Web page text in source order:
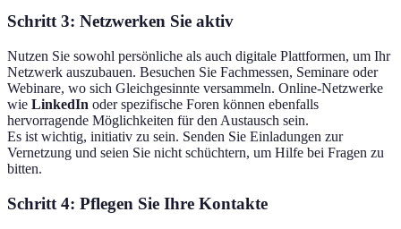
Schritt 3: Netzwerken Sie aktiv
Nutzen Sie sowohl persönliche als auch digitale Plattformen, um Ihr
Netzwerk auszubauen. Besuchen Sie Fachmessen, Seminare oder
Webinare, wo sich Gleichgesinnte versammeln. Online-Netzwerke
wie LinkedIn oder spezifische Foren können ebenfalls
hervorragende Möglichkeiten für den Austausch sein.
Es ist wichtig, initiativ zu sein. Senden Sie Einladungen zur
Vernetzung und seien Sie nicht schüchtern, um Hilfe bei Fragen zu
bitten.
Schritt 4: Pflegen Sie Ihre Kontakte